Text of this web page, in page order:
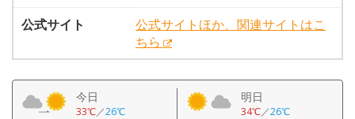
公式サイト
公式サイトほか、関連サイトはこ
ちら
今日
33℃／26℃
明日
34℃／26℃